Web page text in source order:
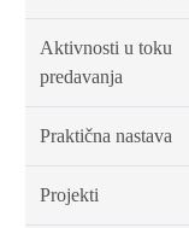
Aktivnosti u toku
predavanja
Praktična nastava
Projekti